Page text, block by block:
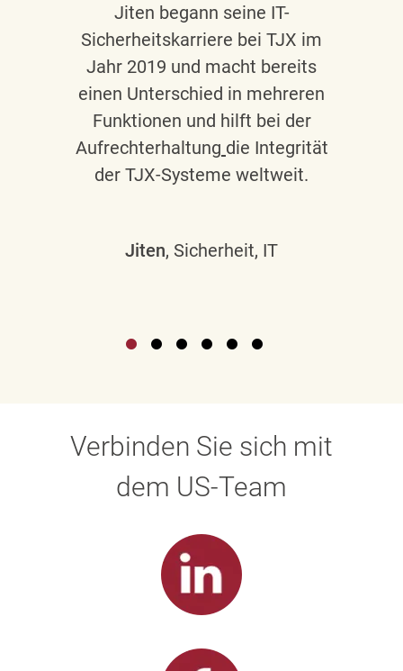
Jiten begann seine IT-
Sicherheitskarriere bei TJX im
Jahr 2019 und macht bereits
einen Unterschied in mehreren
Funktionen und hilft bei der
Aufrechterhaltung die Integrität
der TJX-Systeme weltweit.
Jiten, Sicherheit, IT
Verbinden Sie sich mit
dem US-Team